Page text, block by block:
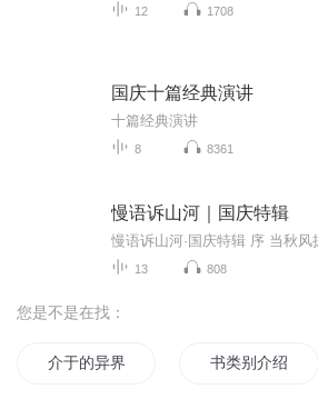
12 1708
国庆十篇经典演讲
十篇经典演讲
8 8361
慢语诉山河｜国庆特辑
13 808
您是不是在找：
介于的异界日记 书类别介绍—妖